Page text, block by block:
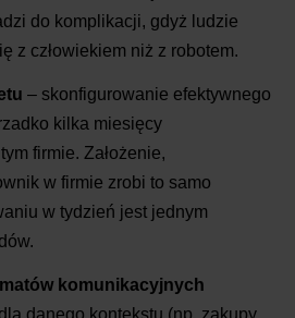
do komplikacji, gdyż ludzie
z człowiekiem niż z robotem.
– skonfigurowanie efektywnego
kilka miesięcy
firmie. Założenie,
w firmie zrobi to samo
w tydzień jest jednym
komunikacyjnych
danego kontekstu (np. zakupy